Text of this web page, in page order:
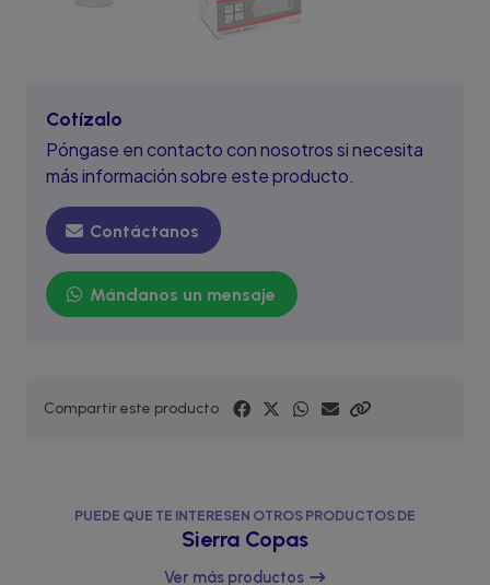
Cotízalo
Póngase en contacto con nosotros si necesita
más información sobre este producto.
Contáctanos
Mándanos un mensaje
Compartir este producto
PUEDE QUE TE INTERESEN OTROS PRODUCTOS DE
Sierra Copas
Ver más productos